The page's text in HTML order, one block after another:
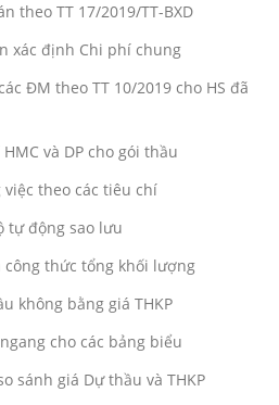
theo TT 17/2019/TT-BXD
xác định Chi phí chung
ĐM theo TT 10/2019 cho HS đã
và DP cho gói thầu
việc theo các tiêu chí
tự động sao lưu
công thức tổng khối lượng
không bằng giá THKP
cho các bảng biểu
sánh giá Dự thầu và THKP